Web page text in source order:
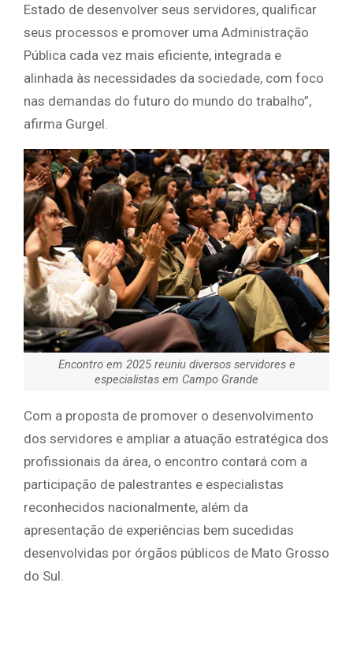
Estado de desenvolver seus servidores, qualificar
seus processos e promover uma Administração
Pública cada vez mais eficiente, integrada e
alinhada às necessidades da sociedade, com foco
nas demandas do futuro do mundo do trabalho”,
afirma Gurgel.
Encontro em 2025 reuniu diversos servidores e
especialistas em Campo Grande
Com a proposta de promover o desenvolvimento
dos servidores e ampliar a atuação estratégica dos
profissionais da área, o encontro contará com a
participação de palestrantes e especialistas
reconhecidos nacionalmente, além da
apresentação de experiências bem sucedidas
desenvolvidas por órgãos públicos de Mato Grosso
do Sul.